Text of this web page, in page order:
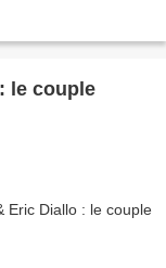
le couple